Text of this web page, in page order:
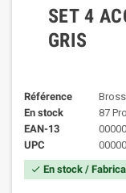
SET 4
GRIS
Référence
En stock
87
EAN-13
UPC
check En stock /